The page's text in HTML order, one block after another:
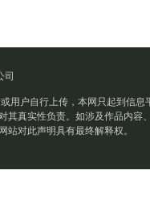
司
用户自行上传，本网只起到信息
其真实性负责。如涉及作品内容
站对此声明具有最终解释权。